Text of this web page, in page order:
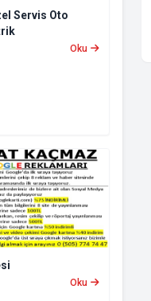
Servis Oto
Oku
Oku